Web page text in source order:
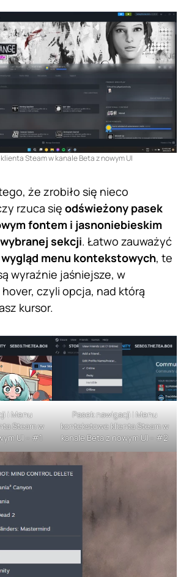
Steam w kanale Beta z nowym UI
że zrobiło się nieco
rzuca się odświeżony pasek
fontem i jasnoniebieskim
sekcji. Łatwo zauważyć
menu kontekstowych, te
wyraźnie jaśniejsze, w
czyli opcja, nad którą
kursor.
i Menu
Steam w
UI – #1
Pasek nawigacji i Menu
kontekstowe klienta Steam w
kanale Beta z nowym UI – #2